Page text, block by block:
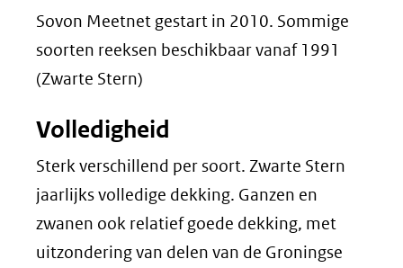
Sovon Meetnet gestart in 2010. Sommige
soorten reeksen beschikbaar vanaf 1991
(Zwarte Stern)
Volledigheid
Sterk verschillend per soort. Zwarte Stern
jaarlijks volledige dekking. Ganzen en
zwanen ook relatief goede dekking, met
uitzondering van delen van de Groningse